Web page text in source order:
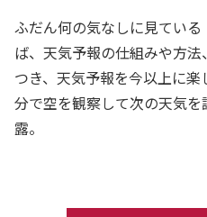
ふだん何の気なしに見てい
ば、天気予報の仕組みや方
つき、天気予報を今以上に
分で空を観察して次の天気
露。